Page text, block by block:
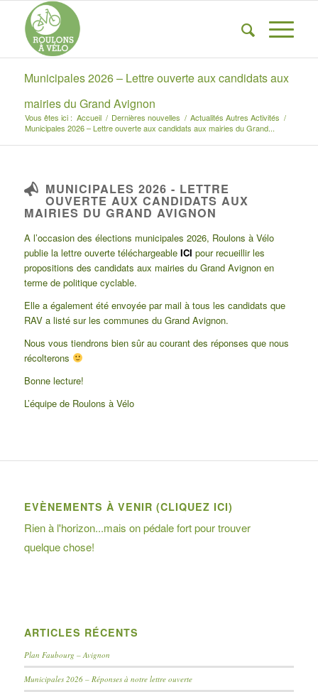
Municipales 2026 – Lettre ouverte aux candidats aux
mairies du Grand Avignon
Vous êtes ici : Accueil / Dernières nouvelles / Actualités Autres Activités /
Municipales 2026 – Lettre ouverte aux candidats aux mairies du Grand...
MUNICIPALES 2026 - LETTRE
OUVERTE AUX CANDIDATS AUX
MAIRIES DU GRAND AVIGNON
A l’occasion des élections municipales 2026, Roulons à Vélo
publie la lettre ouverte téléchargeable ICI pour recueillir les
propositions des candidats aux mairies du Grand Avignon en
terme de politique cyclable.
Elle a également été envoyée par mail à tous les candidats que
RAV a listé sur les communes du Grand Avignon.
Nous vous tiendrons bien sûr au courant des réponses que nous
récolterons
Bonne lecture!
L’équipe de Roulons à Vélo
EVÈNEMENTS À VENIR (CLIQUEZ ICI)
Rien à l'horizon...mais on pédale fort pour trouver
quelque chose!
ARTICLES RÉCENTS
Plan Faubourg – Avignon
Municipales 2026 – Réponses à notre lettre ouverte